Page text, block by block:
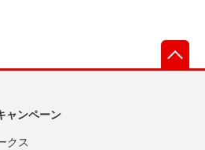
ャンペーン
クス